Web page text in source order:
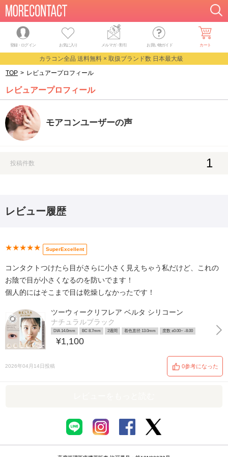
登録・ログイン お気に入り メルマガ・割引 お買い物ガイド カート
カラコン全品 送料無料 × 取扱ブランド数 日本最大級
TOP > レビュアープロフィール
レビュアープロフィール
モアコンユーザーの声
投稿件数 1
レビュー履歴
★★★★★ SuperExcellent
コンタクトつけたら目がさらに小さく見えちゃう私だけど、これの
お陰で目が小さくなるのを防いでます！
個人的にはそこまで目は乾燥しなかったです！
ツーウィークリフレア ベルタ シリコーン
ナチュラルブラック
DIA 14.0mm BC 8.7mm 2週間 着色直径 13.0mm 度数 ±0.00~ -8.00
¥1,100
2026年04月14日投稿 0参考になった